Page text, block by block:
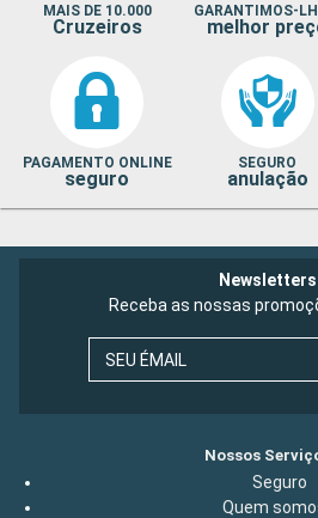
MAIS DE 10.000
Cruzeiros
GARANTIMOS-
melhor
PAGAMENTO ONLINE
seguro
SEGURO
anulação
Newsletters
Receba as nossas
SEU ÉMAIL
Nossos
Seguro
Quem